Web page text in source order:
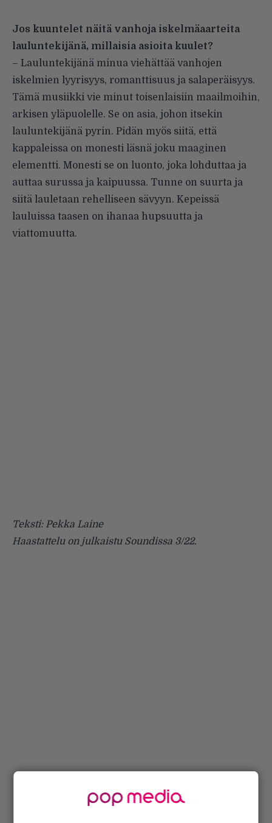
Jos kuuntelet näitä vanhoja iskelmäaarteita
lauluntekijänä, millaisia asioita kuulet?
– Lauluntekijänä minua viehättää vanhojen
iskelmien lyyrisyys, romanttisuus ja salaperäisyys.
Tämä musiikki vie minut toisenlaisiin maailmoihin,
arkisen yläpuolelle. Se on asia, johon itsekin
lauluntekijänä pyrin. Pidän myös siitä, että
kappaleissa on monesti läsnä joku maaginen
elementti. Monesti se on luonto, joka lohduttaa ja
auttaa surussa ja kaipuussa. Tunne on suurta ja
siitä lauletaan rehelliseen sävyyn. Kepeissä
lauluissa taasen on ihanaa hupsuutta ja
viattomuutta.
Teksti: Pekka Laine
Haastattelu on julkaistu Soundissa 3/22.